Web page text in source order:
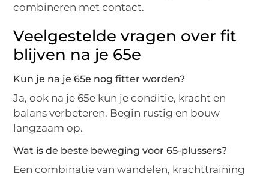
combineren met contact.
Veelgestelde vragen over fit
blijven na je 65e
Kun je na je 65e nog fitter worden?
Ja, ook na je 65e kun je conditie, kracht en
balans verbeteren. Begin rustig en bouw
langzaam op.
Wat is de beste beweging voor 65-plussers?
Een combinatie van wandelen, krachttraining